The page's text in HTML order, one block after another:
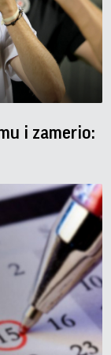
i zamerio: